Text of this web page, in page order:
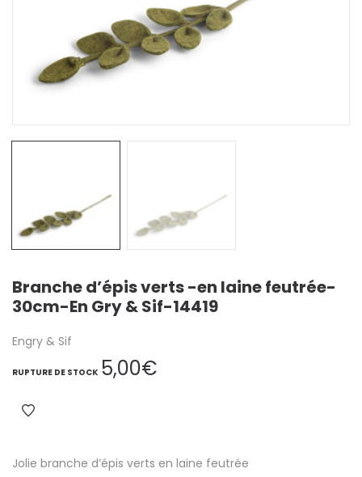
Branche d’épis verts -en laine feutrée-
30cm-En Gry & Sif-14419
Engry & Sif
RUPTURE DE STOCK 5,00€
Jolie branche d’épis verts en laine feutrée